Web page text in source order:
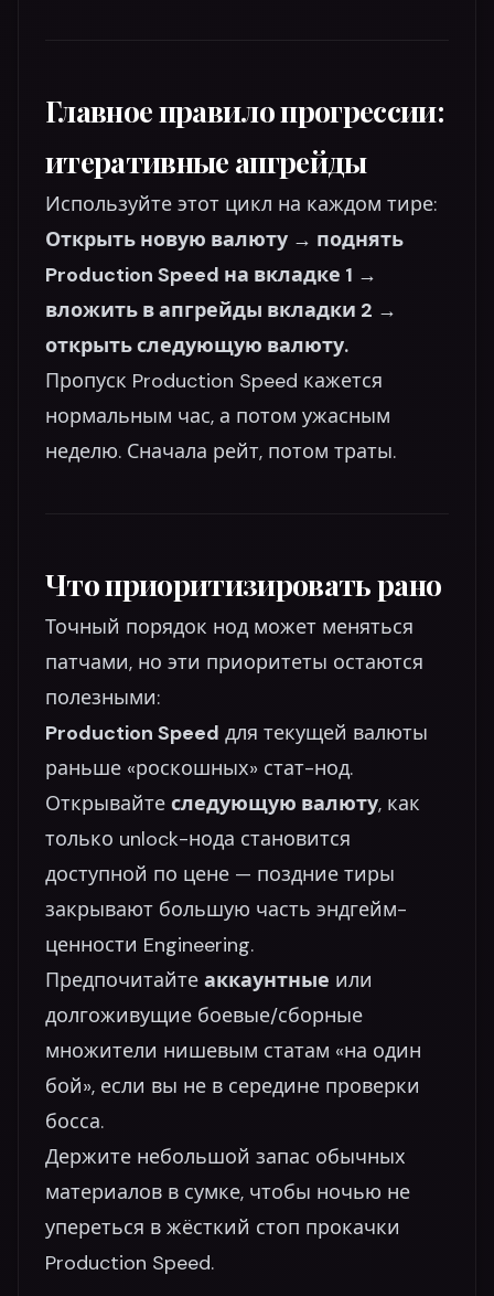
Главное правило прогрессии:
итеративные апгрейды
Используйте этот цикл на каждом тире:
Открыть новую валюту → поднять
Production Speed на вкладке 1 →
вложить в апгрейды вкладки 2 →
открыть следующую валюту.
Пропуск Production Speed кажется
нормальным час, а потом ужасным
неделю. Сначала рейт, потом траты.
Что приоритизировать рано
Точный порядок нод может меняться
патчами, но эти приоритеты остаются
полезными:
Production Speed для текущей валюты
раньше «роскошных» стат-нод.
Открывайте следующую валюту, как
только unlock-нода становится
доступной по цене — поздние тиры
закрывают большую часть эндгейм-
ценности Engineering.
Предпочитайте аккаунтные или
долгоживущие боевые/сборные
множители нишевым статам «на один
бой», если вы не в середине проверки
босса.
Держите небольшой запас обычных
материалов в сумке, чтобы ночью не
упереться в жёсткий стоп прокачки
Production Speed.